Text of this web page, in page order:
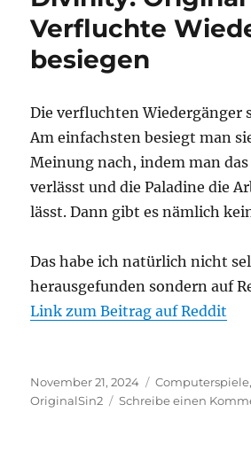
Verfluchte
besiegen
Die verfluchten Wiedergänger
Am einfachsten besiegt man
Meinung nach, indem man das
verlässt und die Paladine die
lässt. Dann gibt es nämlich
Das habe ich natürlich nicht
herausgefunden sondern auf
Link zum Beitrag auf Reddit
Veröffentlicht
am
November 21, 2024 Kategorien
Computerspiele,
OriginalSin2
Schreibe einen